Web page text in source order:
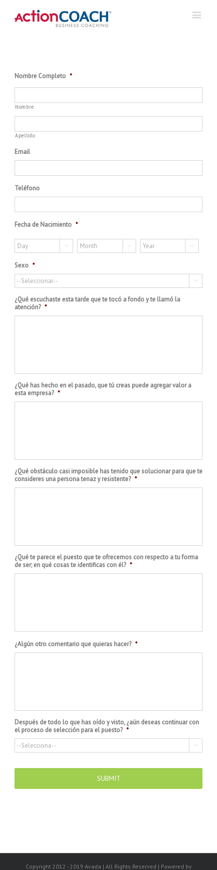
Nombre Completo *
Nombre
Apellido
Email
Teléfono
Fecha de Nacimiento *
  
Sexo *

¿Qué escuchaste esta tarde que te tocó a fondo y te llamó la
atención? *
¿Qué has hecho en el pasado, que tú creas puede agregar valor a
esta empresa? *
¿Qué obstáculo casi imposible has tenido que solucionar para que te
consideres una persona tenaz y resistente? *
¿Qué te parece el puesto que te ofrecemos con respecto a tu forma
de ser; en qué cosas te identificas con él? *
¿Algún otro comentario que quieras hacer? *
Después de todo lo que has oído y visto, ¿aún deseas continuar con
el proceso de selección para el puesto? *

Copyright 2012 - 2019 Avada | All Rights Reserved | Powered by